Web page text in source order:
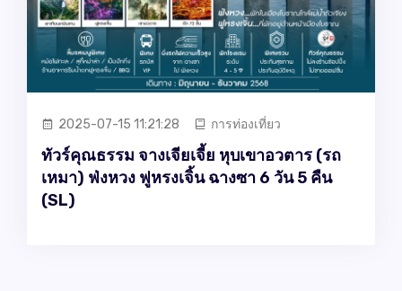
2025-07-15 11:21:28 การท่องเที่ยว
ทัวร์คุณธรรม จางเจียเจี้ย หุบเขาอวตาร (รถ
เหมา) ฟ่งหวง ฟูหรงเจิ้น ฉางซา 6 วัน 5 คืน
(SL)